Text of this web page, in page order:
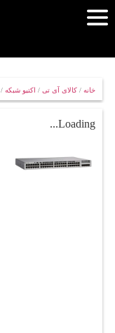
خانه/ کالای آی تی/ اکتیو شبکه/
Loading...